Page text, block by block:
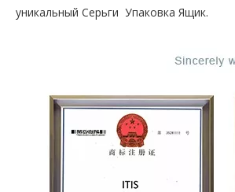
уникальный Серьги Упаковка Ящик.